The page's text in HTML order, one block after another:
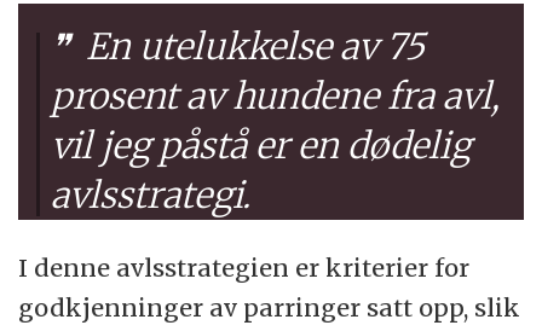
En utelukkelse av 75
prosent av hundene fra avl,
vil jeg påstå er en dødelig
avlsstrategi.
I denne avlsstrategien er kriterier for
godkjenninger av parringer satt opp, slik